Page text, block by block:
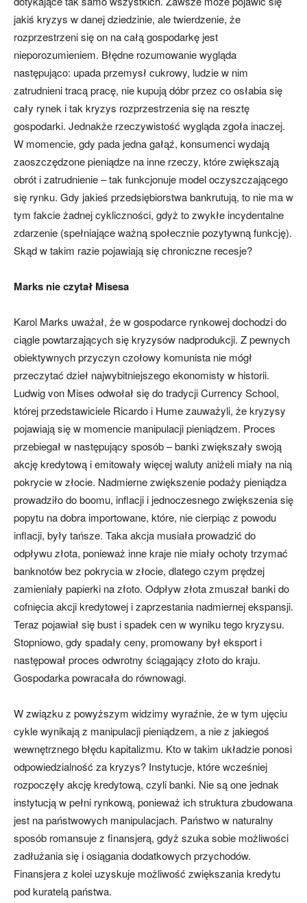
jakiś kryzys w danej dziedzinie, ale twierdzenie, że
rozprzestrzeni się on na całą gospodarkę jest
nieporozumieniem. Błędne rozumowanie wygląda
następująco: upada przemysł cukrowy, ludzie w nim
zatrudnieni tracą pracę, nie kupują dóbr przez co osłabia się
cały rynek i tak kryzys rozprzestrzenia się na resztę
gospodarki. Jednakże rzeczywistość wygląda zgoła inaczej.
W momencie, gdy pada jedna gałąź, konsumenci wydają
zaoszczędzone pieniądze na inne rzeczy, które zwiększają
obrót i zatrudnienie – tak funkcjonuje model oczyszczającego
się rynku. Gdy jakieś przedsiębiorstwa bankrutują, to nie ma w
tym fakcie żadnej cykliczności, gdyż to zwykłe incydentalne
zdarzenie (spełniające ważną społecznie pozytywną funkcję).
Skąd w takim razie pojawiają się chroniczne recesje?
Marks nie czytał Misesa
Karol Marks uważał, że w gospodarce rynkowej dochodzi do
ciągle powtarzających się kryzysów nadprodukcji. Z pewnych
obiektywnych przyczyn czołowy komunista nie mógł
przeczytać dzieł najwybitniejszego ekonomisty w historii.
Ludwig von Mises odwołał się do tradycji Currency School,
której przedstawiciele Ricardo i Hume zauważyli, że kryzysy
pojawiają się w momencie manipulacji pieniądzem. Proces
przebiegał w następujący sposób – banki zwiększały swoją
akcję kredytową i emitowały więcej waluty aniżeli miały na nią
pokrycie w złocie. Nadmierne zwiększenie podaży pieniądza
prowadziło do boomu, inflacji i jednoczesnego zwiększenia się
popytu na dobra importowane, które, nie cierpiąc z powodu
inflacji, były tańsze. Taka akcja musiała prowadzić do
odpływu złota, ponieważ inne kraje nie miały ochoty trzymać
banknotów bez pokrycia w złocie, dlatego czym prędzej
zamieniały papierki na złoto. Odpływ złota zmuszał banki do
cofnięcia akcji kredytowej i zaprzestania nadmiernej ekspansji.
Teraz pojawiał się bust i spadek cen w wyniku tego kryzysu.
Stopniowo, gdy spadały ceny, promowany był eksport i
następował proces odwrotny ściągający złoto do kraju.
Gospodarka powracała do równowagi.
W związku z powyższym widzimy wyraźnie, że w tym ujęciu
cykle wynikają z manipulacji pieniądzem, a nie z jakiegoś
wewnętrznego błędu kapitalizmu. Kto w takim układzie ponosi
odpowiedzialność za kryzys? Instytucje, które wcześniej
rozpoczęły akcję kredytową, czyli banki. Nie są one jednak
instytucją w pełni rynkową, ponieważ ich struktura zbudowana
jest na państwowych manipulacjach. Państwo w naturalny
sposób romansuje z finansjerą, gdyż szuka sobie możliwości
zadłużania się i osiągania dodatkowych przychodów.
Finansjera z kolei uzyskuje możliwość zwiększania kredytu
pod kuratelą państwa.